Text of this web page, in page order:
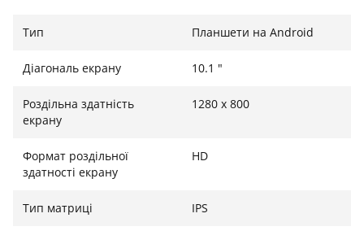
операційна система Android 13 пропонує інтуїтивно
додатків у Google Play.
Вражаючий дисплей та тривала автономність
1280 x 800 пікселів дарує чітке та яскраве
зображення з широкими кутами огляду, що ідеально
тривалу роботу без підзарядки відповідає потужний
Тип Планшети на Android
Діагональ екрану 10.1 "
Роздільна здатність
екрану
1280 x 800
Формат роздільної
здатності екрану
HD
Тип матриці IPS